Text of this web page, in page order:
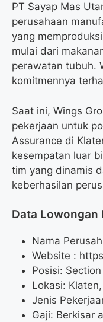
PT Sayap Mas
perusahaan
yang
mulai dari
perawatan tubuh.
komitmennya
Saat ini, Wings
pekerjaan untuk
Assurance di
kesempatan luar
tim yang dinamis
keberhasilan
Data Lowongan
Nama
Website :
Posisi:
Lokasi:
Jenis
Gaji: Berkisar